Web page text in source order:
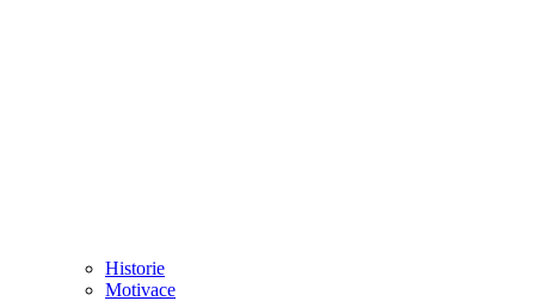
Historie
Motivace